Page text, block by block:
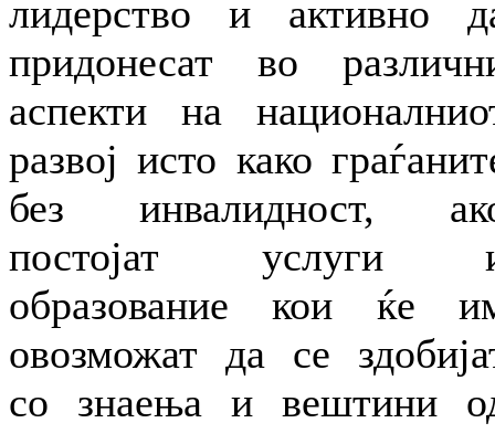
лидерство и активно
придонесат во
аспекти на
развој исто како
без инвалидност,
постојат услуги
образование кои ќе
овозможат да се
со знаења и вештини